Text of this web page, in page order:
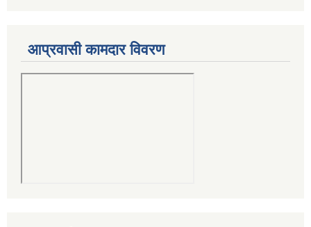
आप्रवासी कामदार विवरण